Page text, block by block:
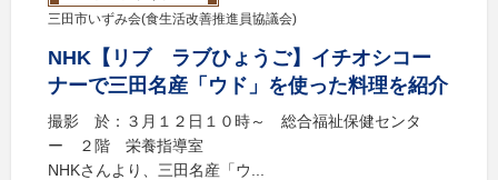
三田市いずみ会(食生活改善推進員協議会)
NHK【リブ ラブひょうご】イチオシコー
ナーで三田名産「ウド」を使った料理を紹介
撮影 於：３月１２日１０時～ 総合福祉保健センタ
ー ２階 栄養指導室
NHKさんより、三田名産「ウ...